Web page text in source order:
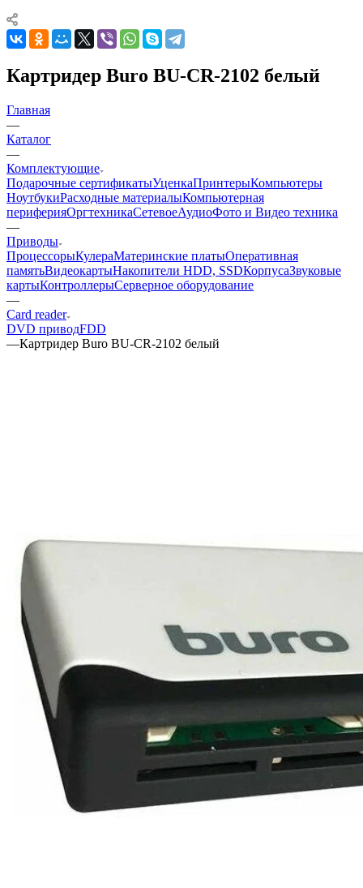
Картридер Buro BU-CR-2102 белый
Главная
—
Каталог
—
Комплектующие
Подарочные сертификатыУценкаПринтерыКомпьютеры
НоутбукиРасходные материалыКомпьютерная
периферияОргтехникаСетевоеАудиоФото и Видео техника
—
Приводы
ПроцессорыКулераМатеринские платыОперативная
памятьВидеокартыНакопители HDD, SSDКорпусаЗвуковые
картыКонтроллерыCерверное оборудование
—
Card reader
DVD приводFDD
—Картридер Buro BU-CR-2102 белый